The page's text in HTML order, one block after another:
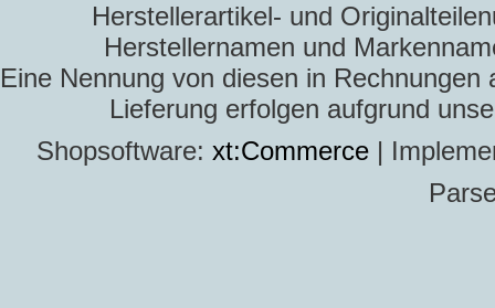
Herstellerartikel- und
Herstellernamen und
Eine Nennung von diesen in
Lieferung erfolgen aufgrund
Shopsoftware: xt:Commerce |